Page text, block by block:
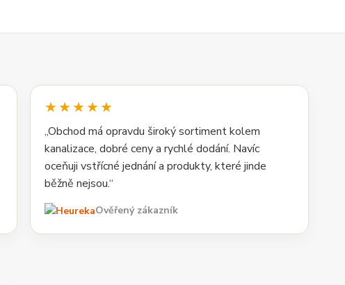
★★★★★
„Obchod má opravdu široký sortiment kolem
kanalizace, dobré ceny a rychlé dodání. Navíc
oceňuji vstřícné jednání a produkty, které jinde
běžně nejsou.“
Ověřený zákazník